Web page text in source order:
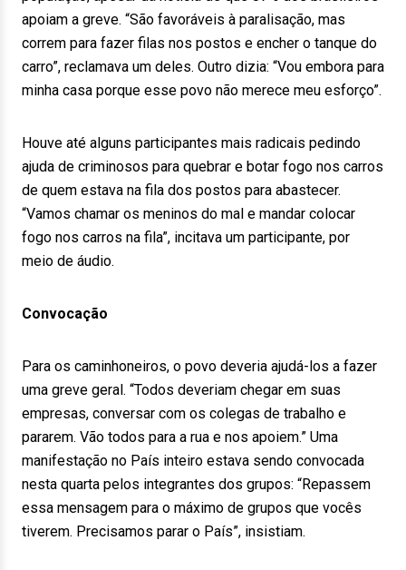
apoiam a greve. “São favoráveis à paralisação, mas
correm para fazer filas nos postos e encher o tanque do
carro”, reclamava um deles. Outro dizia: “Vou embora para
minha casa porque esse povo não merece meu esforço”.
Houve até alguns participantes mais radicais pedindo
ajuda de criminosos para quebrar e botar fogo nos carros
de quem estava na fila dos postos para abastecer.
“Vamos chamar os meninos do mal e mandar colocar
fogo nos carros na fila”, incitava um participante, por
meio de áudio.
Convocação
Para os caminhoneiros, o povo deveria ajudá-los a fazer
uma greve geral. “Todos deveriam chegar em suas
empresas, conversar com os colegas de trabalho e
pararem. Vão todos para a rua e nos apoiem.” Uma
manifestação no País inteiro estava sendo convocada
nesta quarta pelos integrantes dos grupos: “Repassem
essa mensagem para o máximo de grupos que vocês
tiverem. Precisamos parar o País”, insistiam.